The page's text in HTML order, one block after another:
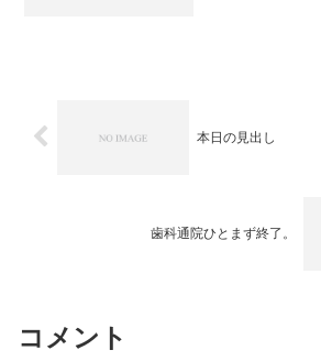
本日の見出し
歯科通院ひとまず終了。
コメント